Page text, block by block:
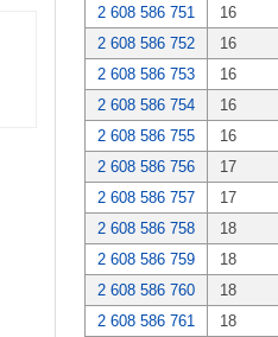
2 608 586 751
16
2 608 586 752
16
2 608 586 753
16
2 608 586 754
16
2 608 586 755
16
2 608 586 756
17
2 608 586 757
17
2 608 586 758
18
2 608 586 759
18
2 608 586 760
18
2 608 586 761
18